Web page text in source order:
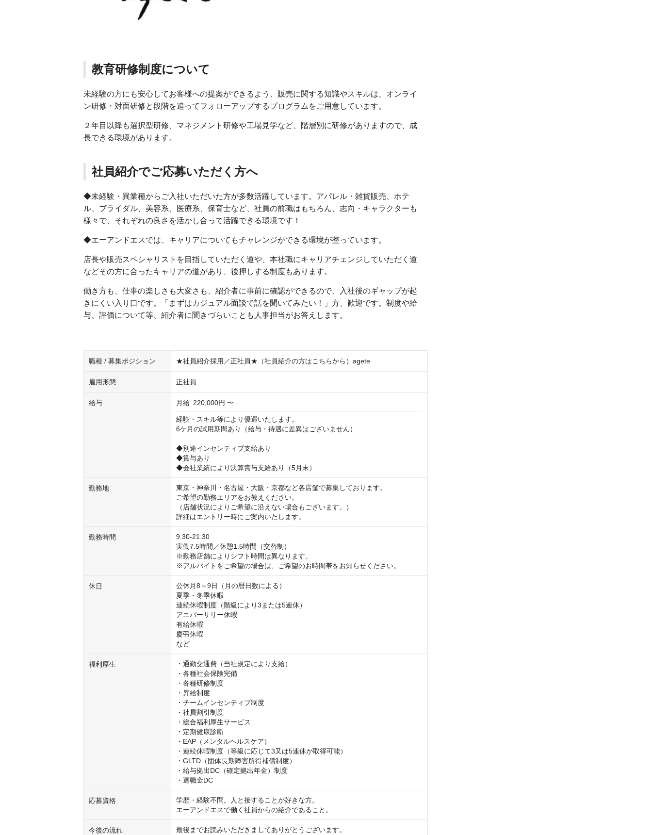
教育研修制度について
未経験の方にも安心してお客様への提案ができるよう、販売に関する知識やスキルは、オンライ
ン研修・対面研修と段階を追ってフォローアップするプログラムをご用意しています。
２年目以降も選択型研修、マネジメント研修や工場見学など、階層別に研修がありますので、成
長できる環境があります。
社員紹介でご応募いただく方へ
◆未経験・異業種からご入社いただいた方が多数活躍しています。アパレル・雑貨販売、ホテ
ル、ブライダル、美容系、医療系、保育士など、社員の前職はもちろん、志向・キャラクターも
様々で、それぞれの良さを活かし合って活躍できる環境です！
◆エーアンドエスでは、キャリアについてもチャレンジができる環境が整っています。
店長や販売スペシャリストを目指していただく道や、本社職にキャリアチェンジしていただく道
などその方に合ったキャリアの道があり、後押しする制度もあります。
働き方も、仕事の楽しさも大変さも、紹介者に事前に確認ができるので、入社後のギャップが起
きにくい入り口です。「まずはカジュアル面談で話を聞いてみたい！」方、歓迎です。制度や給
与、評価について等、紹介者に聞きづらいことも人事担当がお答えします。
職種 / 募集ポジション ★社員紹介採用／正社員★（社員紹介の方はこちらから）agete
雇用形態 正社員
給与 月給 220,000円 〜
経験・スキル等により優遇いたします。
6ケ月の試用期間あり（給与・待遇に差異はございません）
◆別途インセンティブ支給あり
◆賞与あり
◆会社業績により決算賞与支給あり（5月末）
勤務地
東京・神奈川・名古屋・大阪・京都など各店舗で募集しております。
ご希望の勤務エリアをお教えください。
（店舗状況によりご希望に沿えない場合もございます。）
詳細はエントリー時にご案内いたします。
勤務時間
9:30-21:30
実働7.5時間／休憩1.5時間（交替制）
※勤務店舗によりシフト時間は異なります。
※アルバイトをご希望の場合は、ご希望のお時間帯をお知らせください。
休日
公休月8～9日（月の暦日数による）
夏季・冬季休暇
連続休暇制度（階級により3または5連休）
アニバーサリー休暇
有給休暇
慶弔休暇
など
福利厚生
・通勤交通費（当社規定により支給）
・各種社会保険完備
・各種研修制度
・昇給制度
・チームインセンティブ制度
・社員割引制度
・総合福利厚生サービス
・定期健康診断
・EAP（メンタルヘルスケア）
・連続休暇制度（等級に応じて3又は5連休が取得可能）
・GLTD（団体長期障害所得補償制度）
・給与拠出DC（確定拠出年金）制度
・退職金DC
応募資格
学歴・経験不問。人と接することが好きな方。
エーアンドエスで働く社員からの紹介であること。
今後の流れ 最後までお読みいただきましてありがとうございます。